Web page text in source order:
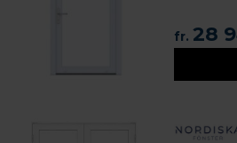
fr. 28